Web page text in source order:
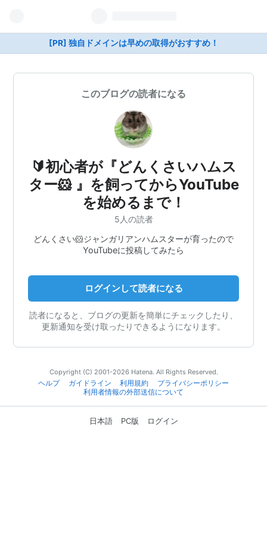
[PR] 独自ドメインは早めの取得がおすすめ！
このブログの読者になる
🔰初心者が『どんくさいハムス
ター🐹 』を飼ってからYouTube
を始めるまで！
5人の読者
どんくさい🐹ジャンガリアンハムスターが育ったので
YouTubeに投稿してみたら
ログインして読者になる
読者になると、ブログの更新を簡単にチェックしたり、
更新通知を受け取ったりできるようになります。
Copyright (C) 2001-2026 Hatena. All Rights Reserved.
ヘルプ
ガイドライン 利用規約
プライバシーポリシー
利用者情報の外部送信について
日本語 PC版 ログイン